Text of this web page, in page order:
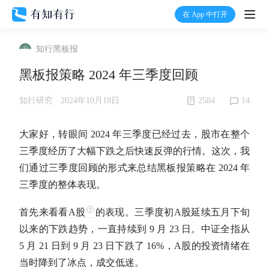
在 App 中打开
打
有行
温度计
加入我们
知行黑板报
黑板报策略 2024 年三季度回顾
知行研究 · 2024年10月18日 2584 14
大家好，转眼间 2024 年三季度已经过去，股市在整个
三季度经历了大幅下跌之后快速反弹的行情。这次，我
们通过三季度回顾的形式来总结黑板报策略在 2024 年
三季度的整体表现。
首先来看看A股 的表现。三季度初A股延续五月下旬
以来的下跌趋势，一直持续到 9 月 23 日。中证全指从
5 月 21 日到 9 月 23 日下跌了 16%， A股的投资情绪在
当时降到了冰点，成交低迷。